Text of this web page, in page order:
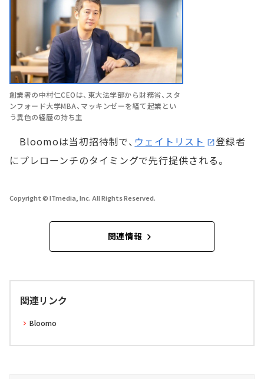
創業者の中村仁CEOは、東大法学部から財務省、スタ
ンフォード大学MBA、マッキンゼーを経て起業とい
う異色の経歴の持ち主
Bloomoは当初招待制で、 ウェイトリスト
登録者
にプレローンチのタイミングで先行提供される。
Copyright © ITmedia, Inc. All Rights Reserved.
関連情報
関連リンク
Bloomo